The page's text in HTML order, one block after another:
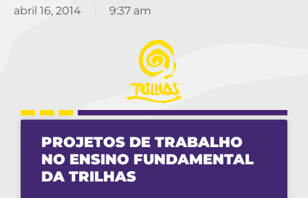
abril 16, 2014 9:37 am
PROJETOS DE TRABALHO
NO ENSINO FUNDAMENTAL
DA TRILHAS